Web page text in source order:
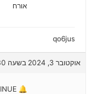
אורח
qo6jus
אוקטובר 3, 2024 בשעה 3:30 pm